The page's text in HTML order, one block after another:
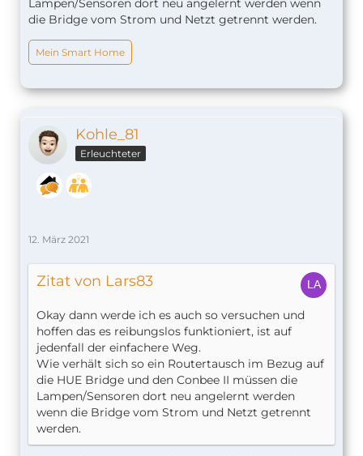
Lampen/Sensoren dort neu angelernt werden wenn
die Bridge vom Strom und Netzt getrennt werden.
Mein Smart Home
Kohle_81
Erleuchteter
12. März 2021
Zitat von Lars83
Okay dann werde ich es auch so versuchen und
hoffen das es reibungslos funktioniert, ist auf
jedenfall der einfachere Weg.
Wie verhält sich so ein Routertausch im Bezug auf
die HUE Bridge und den Conbee II müssen die
Lampen/Sensoren dort neu angelernt werden
wenn die Bridge vom Strom und Netzt getrennt
werden.